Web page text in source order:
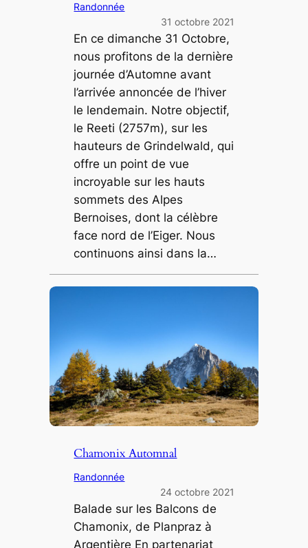
Randonnée
31 octobre 2021
En ce dimanche 31 Octobre,
nous profitons de la dernière
journée d’Automne avant
l’arrivée annoncée de l’hiver
le lendemain. Notre objectif,
le Reeti (2757m), sur les
hauteurs de Grindelwald, qui
offre un point de vue
incroyable sur les hauts
sommets des Alpes
Bernoises, dont la célèbre
face nord de l’Eiger. Nous
continuons ainsi dans la…
Chamonix Automnal
Randonnée
24 octobre 2021
Balade sur les Balcons de
Chamonix, de Planpraz à
Argentière En partenariat